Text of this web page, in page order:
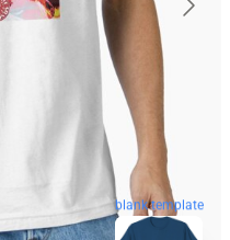
blank template